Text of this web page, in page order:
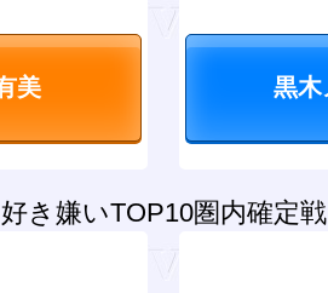
好き嫌いTOP10圏内確定戦